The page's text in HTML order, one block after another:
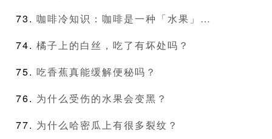
咖啡冷知识：咖啡是一种「水果」…
橘子上的白丝，吃了有坏处吗？
吃香蕉真能缓解便秘吗？
为什么受伤的水果会变黑？
为什么哈密瓜上有很多裂纹？